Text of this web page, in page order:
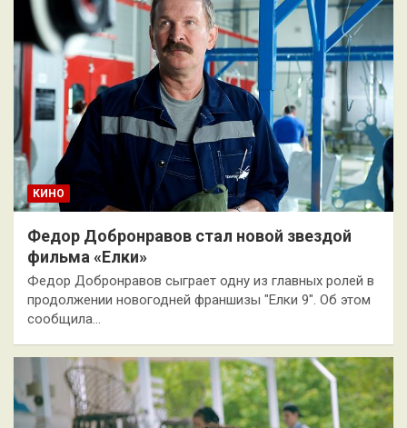
КИНО
Федор Добронравов стал новой звездой
фильма «Елки»
Федор Добронравов сыграет одну из главных ролей в
продолжении новогодней франшизы "Елки 9". Об этом
сообщила…